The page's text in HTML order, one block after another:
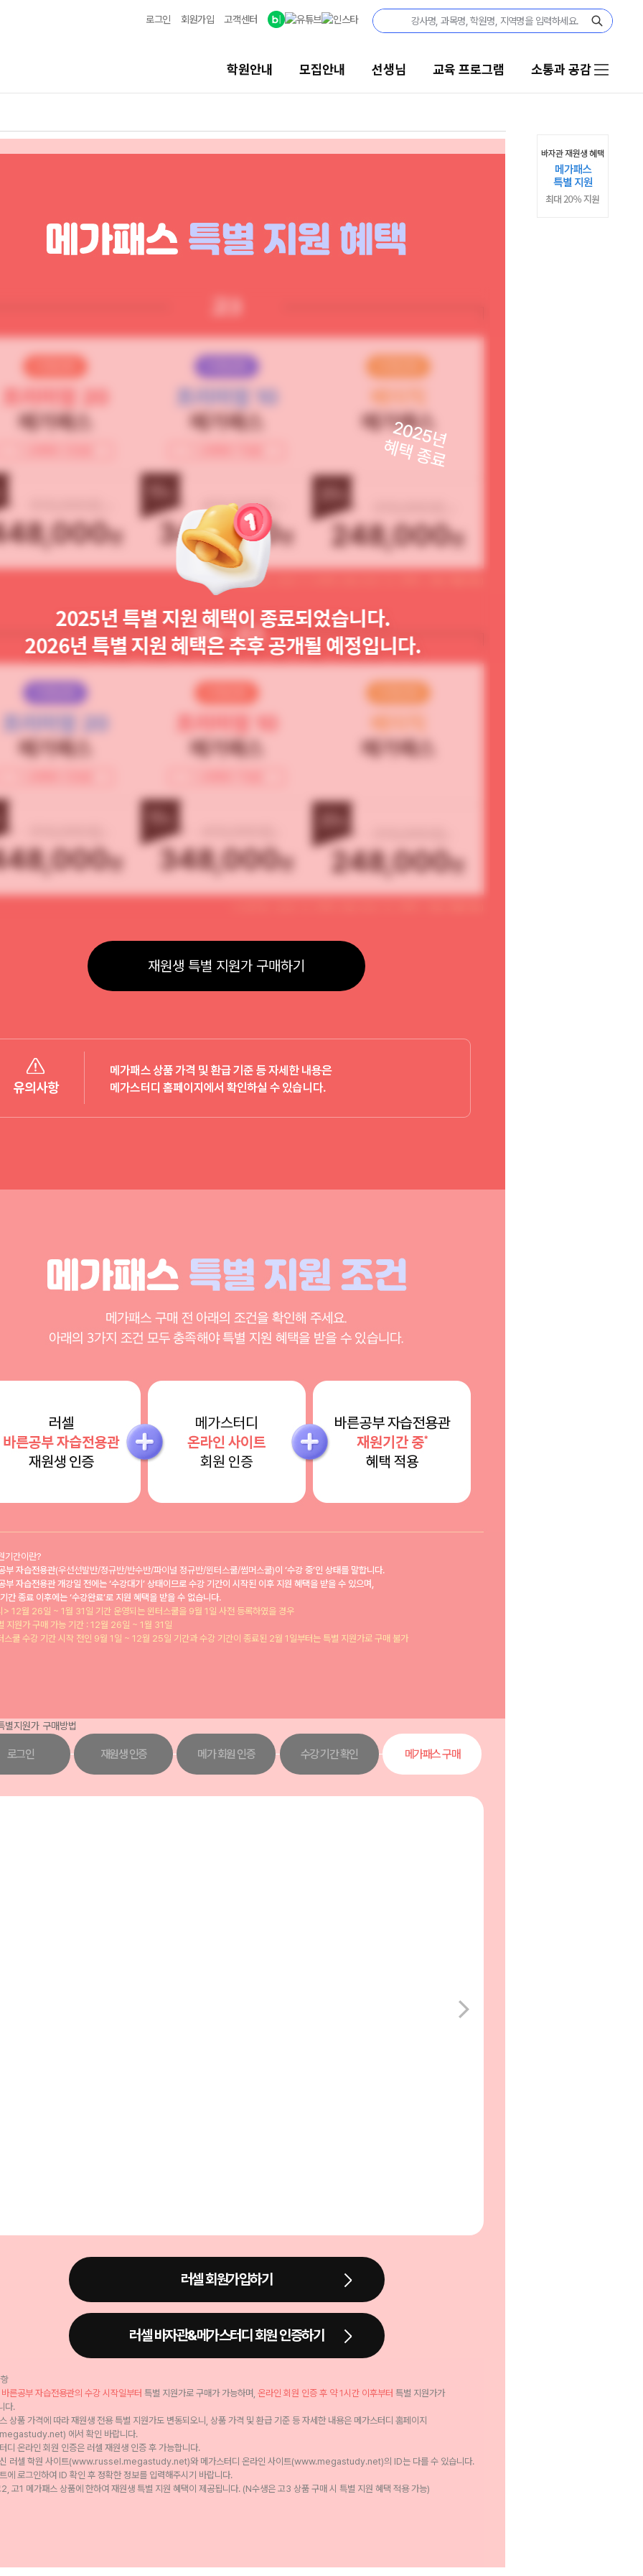
로그인 회원가입 고객센터
학원안내 모집안내 선생님 교육 프로그램 소통과 공감
2025년
혜택 종료
프리미엄 20
메가패스
원
프리미엄 10
메가패스
410,000원
348,000원
베이직
메가패스
248,000원
※ 수강기간 : 2025. 11. 30까지 (기본 2025. 10. 31까지 + 무료 1개월 제공)
프리미엄 20
메가패스
원
프리미엄 10
메가패스
348,000원
베이직
메가패스
248,000원
재원생 특별 지원가 구매하기
기간이란?
부 자습전용관(우선선발반/정규반/반수반/파이널 정규반/윈터스쿨/썸머스쿨)이 ‘수강 중’인 상태를 말합니다.
부 자습전용관 개강일 전에는 ‘수강대기’ 상태이므로 수강 기간이 시작된 이후 지원 혜택을 받을 수 있으며,
간 종료 이후에는 ‘수강완료’로 지원 혜택을 받을 수 없습니다.
> 12월 26일 ~ 1월 31일 기간 운영되는 윈터스쿨을 9월 1일 사전 등록하였을 경우
지원가 구매 가능 기간 : 12월 26일 ~ 1월 31일
스쿨 수강 기간 시작 전인 9월 1일 ~ 12월 25일 기간과 수강 기간이 종료된 2월 1일부터는 특별 지원가로 구매 불가
로그인 재원생 인증 메가 회원 인증 수강 기간 확인 메가패스 구매
러셀 회원가입하기
러셀 바자관&메가스터디 회원 인증하기
른공부 자습전용관의 수강 시작일부터 특별 지원가로 구매가 가능하며, 온라인 회원 인증 후 약 1시간 이후부터 특별 지원가가
다.
상품 가격에 따라 재원생 전용 특별 지원가도 변동되오니, 상품 가격 및 환급 기준 등 자세한 내용은 메가스터디 홈페이지
에서 확인 바랍니다.
디 온라인 회원 인증은 러셀 재원생 인증 후 가능합니다.
러셀 학원 사이트(www.russel.megastudy.net)와 메가스터디 온라인 사이트(www.megastudy.net)의 ID는 다를 수 있습니다.
에 로그인하여 ID 확인 후 정확한 정보를 입력해주시기 바랍니다.
고1 메가패스 상품에 한하여 재원생 특별 지원 혜택이 제공됩니다. (N수생은 고3 상품 구매 시 특별 지원 혜택 적용 가능)